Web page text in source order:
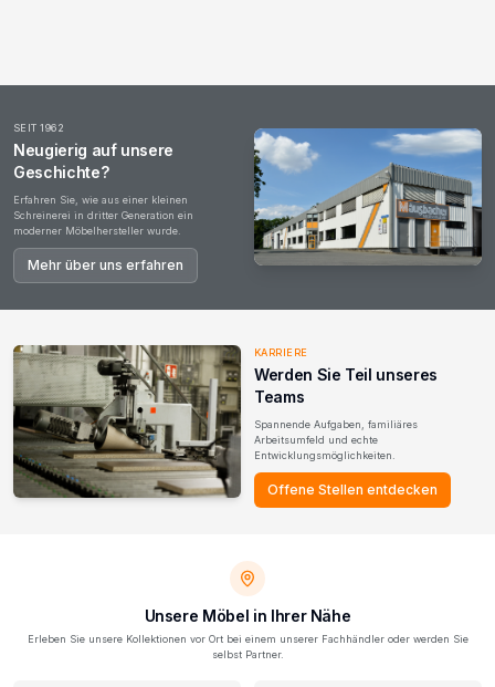
SEIT 1962
Neugierig auf unsere
Geschichte?
Erfahren Sie, wie aus einer kleinen
Schreinerei in dritter Generation ein
moderner Möbelhersteller wurde.
Mehr über uns erfahren
KARRIERE
Werden Sie Teil unseres
Teams
Spannende Aufgaben, familiäres
Arbeitsumfeld und echte
Entwicklungsmöglichkeiten.
Offene Stellen entdecken
Unsere Möbel in Ihrer Nähe
Erleben Sie unsere Kollektionen vor Ort bei einem unserer Fachhändler oder werden Sie
selbst Partner.